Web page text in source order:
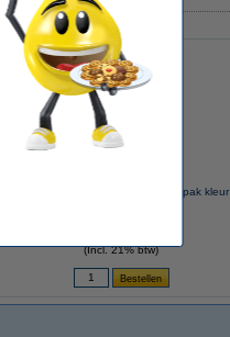
Lexmark Nr.25 (15M0125) dubbelpak kleur
(Incl. 21% btw)